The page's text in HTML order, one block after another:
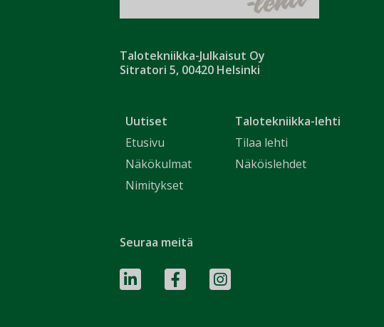
Talotekniikka-Julkaisut Oy
Sitratori 5, 00420 Helsinki
Uutiset
Etusivu
Näkökulmat
Nimitykset
Talotekniikka-lehti
Tilaa lehti
Näköislehdet
Seuraa meitä